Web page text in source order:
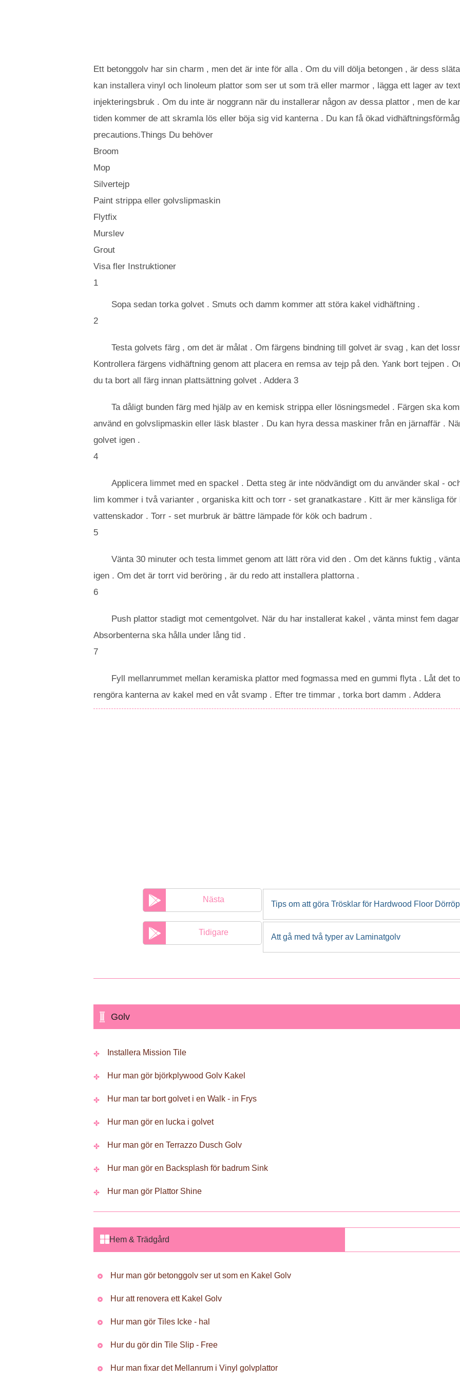
Ett ​​betonggolv har sin charm , men det är inte för alla . Om du vill dölja betongen , är dess
kan installera vinyl och linoleum plattor som ser ut som trä eller marmor , lägga ett lager av
injekteringsbruk . Om du inte är noggrann när du installerar någon av dessa plattor , men de
tiden kommer de att skramla lös eller böja sig vid kanterna . Du kan få ökad
precautions.Things Du behöver
Broom
Mop
Silvertejp
Paint strippa eller golvslipmaskin
Flytfix
Murslev
Grout
Visa fler Instruktioner
1
Sopa sedan torka golvet . Smuts och damm kommer att störa kakel vidhäftning .
2
Testa golvets färg , om det är målat . Om färgens bindning till golvet är svag , kan det
Kontrollera färgens vidhäftning genom att placera en remsa av tejp på den. Yank bort tejpen .
du ta bort all färg innan plattsättning golvet . Addera 3
Ta dåligt bunden färg med hjälp av en kemisk strippa eller lösningsmedel . Färgen ska
använd en golvslipmaskin eller läsk blaster . Du kan hyra dessa maskiner från en järnaffär .
golvet igen .
4
Applicera limmet med en spackel . Detta steg är inte nödvändigt om du använder skal -
lim kommer i två varianter , organiska kitt och torr - set granatkastare . Kitt är mer känsliga för
vattenskador . Torr - set murbruk är bättre lämpade för kök och badrum .
5
Vänta 30 minuter och testa limmet genom att lätt röra vid den . Om det känns fuktig ,
igen . Om det är torrt vid beröring , är du redo att installera plattorna .
6
Push plattor stadigt mot cementgolvet. När du har installerat kakel , vänta minst fem
Absorbenterna ska hålla under lång tid .
7
Fyll mellanrummet mellan keramiska plattor med fogmassa med en gummi flyta . Låt det
rengöra kanterna av kakel med en våt svamp . Efter tre timmar , torka bort damm . Addera
Nästa
Tips om att göra Trösklar för Hardwood Floor
Tidigare
Att gå med två typer av Laminatgolv
Golv
Installera Mission Tile
Hur man gör björkplywood Golv Kakel
Hur man tar bort golvet i en Walk - in Frys
Hur man gör en lucka i golvet
Hur man gör en Terrazzo Dusch Golv
Hur man gör en Backsplash för badrum Sink
Hur man gör Plattor Shine
Hem & Trädgård
Hur man gör betonggolv ser ut som en Kakel Golv
Hur att renovera ett Kakel Golv
Hur man gör Tiles Icke - hal
Hur du gör din Tile Slip - Free
Hur man fixar det Mellanrum i Vinyl golvplattor